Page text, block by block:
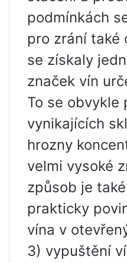
podmínkách
pro zrání také
se získaly
značek vín
To se obvykle
vynikajících
hrozny
velmi vysoké
způsob je
prakticky
vína v
3) vypuštění